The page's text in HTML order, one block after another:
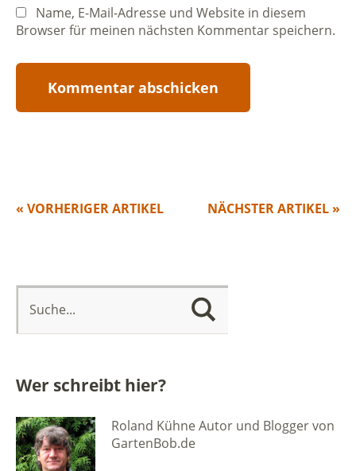
Name, E-Mail-Adresse und Website in diesem
Browser für meinen nächsten Kommentar speichern.
NÄCHSTER ARTIKEL »
« VORHERIGER ARTIKEL
Wer schreibt hier?
Roland Kühne Autor und Blogger von
GartenBob.de